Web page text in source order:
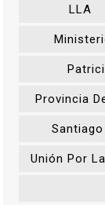
LLA
Provincia
Unión Por